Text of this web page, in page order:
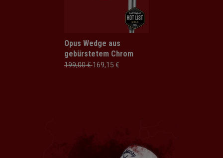
Opus Wedge aus
gebürstetem Chrom
199,00 €169,15 €